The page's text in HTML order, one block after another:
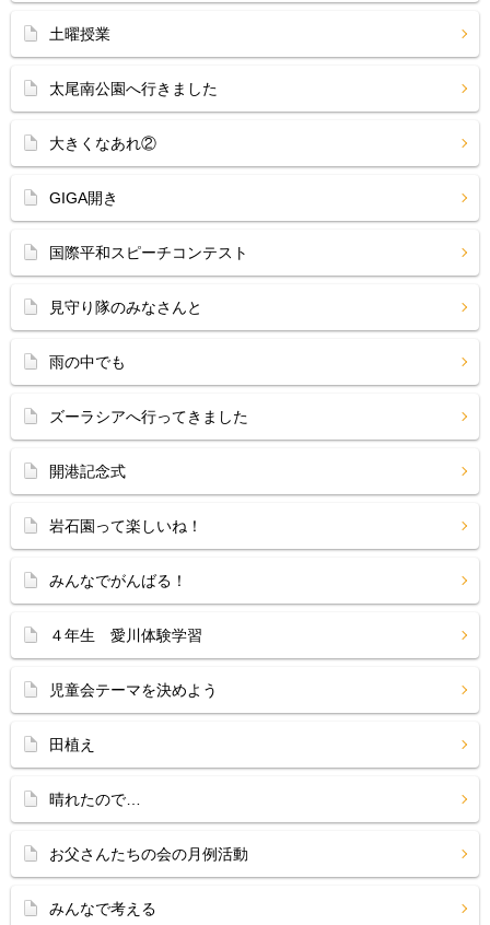
土曜授業
太尾南公園へ行きました
大きくなあれ②
GIGA開き
国際平和スピーチコンテスト
見守り隊のみなさんと
雨の中でも
ズーラシアへ行ってきました
開港記念式
岩石園って楽しいね！
みんなでがんばる！
４年生 愛川体験学習
児童会テーマを決めよう
田植え
晴れたので…
お父さんたちの会の月例活動
みんなで考える